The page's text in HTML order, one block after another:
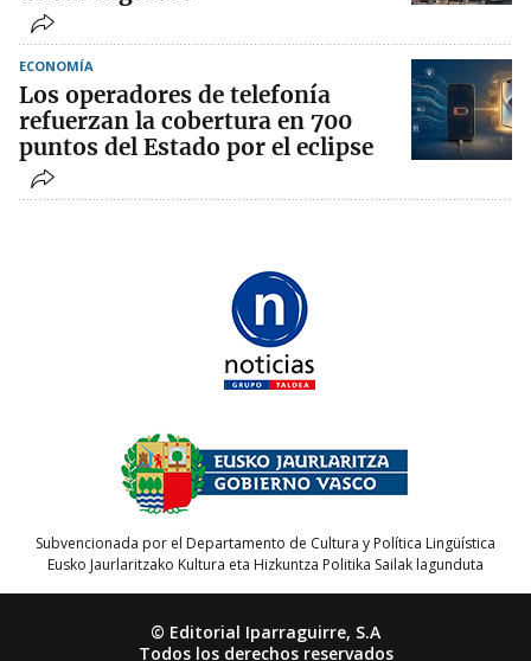
ECONOMÍA
Los operadores de telefonía
refuerzan la cobertura en 700
puntos del Estado por el eclipse
Subvencionada por el Departamento de Cultura y Política Lingüística
Eusko Jaurlaritzako Kultura eta Hizkuntza Politika Sailak lagunduta
© Editorial Iparraguirre, S.A
Todos los derechos reservados